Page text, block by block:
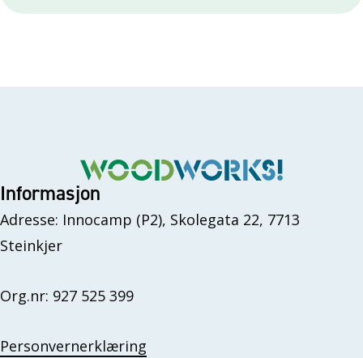
Informasjon
Adresse: Innocamp (P2), Skolegata 22, 7713
Steinkjer
Org.nr: 927 525 399
Personvernerklæring